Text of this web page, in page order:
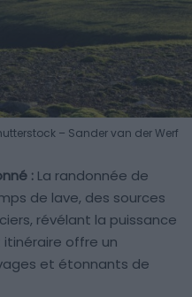
– Sander van der Werf
: La randonnée de
de lave, des sources
révélant la puissance
offre un
et étonnants de